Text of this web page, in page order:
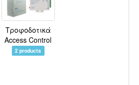
Τροφοδοτικά
Access Control
2 products